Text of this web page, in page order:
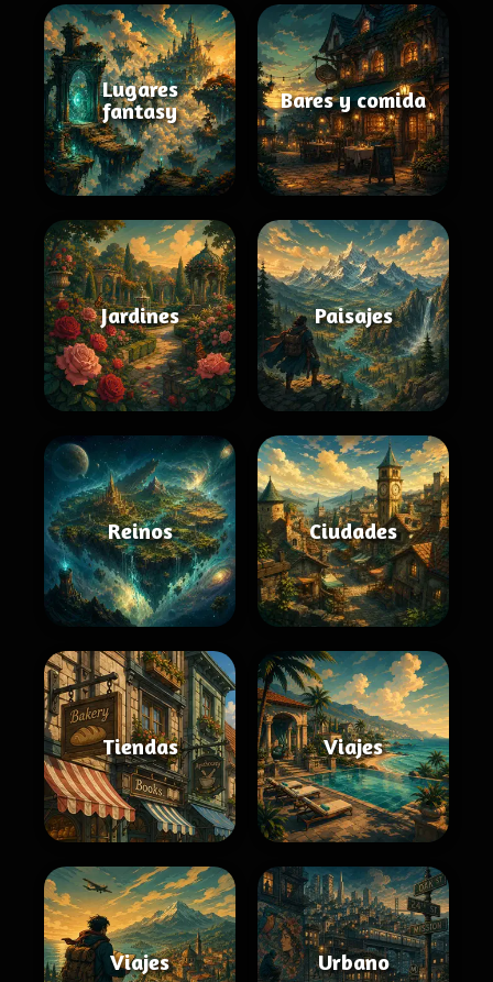
Lugares
fantasy
Bares y comida
Jardines Paisajes
Reinos Ciudades
Tiendas Viajes
Viajes Urbano